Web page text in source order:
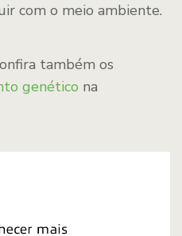
com o meio ambiente.
também os
genético na